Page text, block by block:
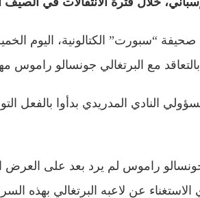
مع البرتغالي جونسالو
النادي المدريدي بدأوا بالفعل
راموس لم يرد بعد على العرض
الاستغناء عن لاعبه البرتغالي بهذه